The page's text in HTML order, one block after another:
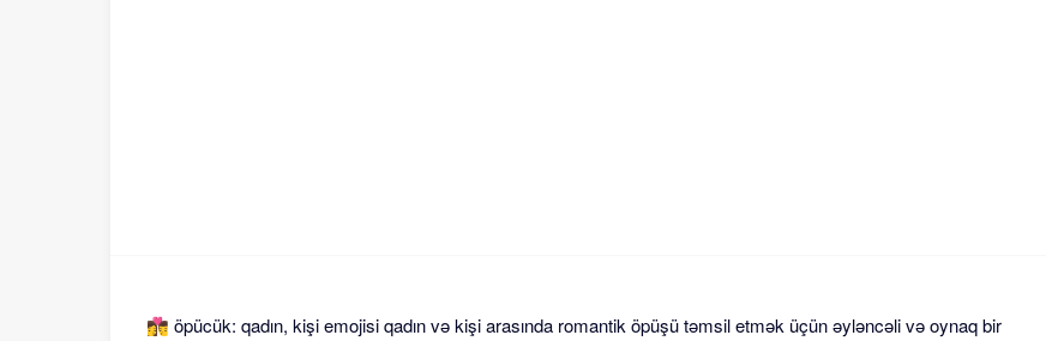
👩‍❤️‍💋‍👨 öpücük: qadın, kişi emojisi qadın və kişi arasında romantik öpüşü təmsil etmək üçün əyləncəli və oynaq bir